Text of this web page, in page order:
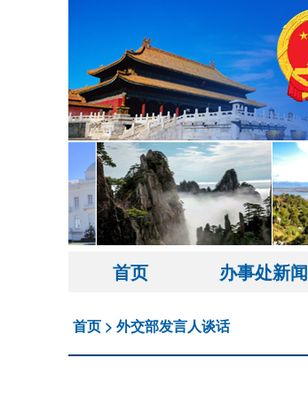
首页 办事处新闻
首页 > 外交部发言人谈话